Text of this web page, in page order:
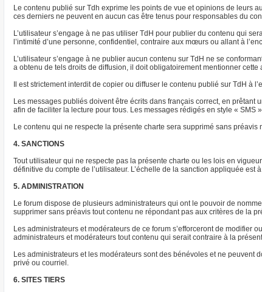
Le contenu publié sur Tdh exprime les points de vue et opinions de leurs
ces derniers ne peuvent en aucun cas être tenus pour responsables du
L’utilisateur s’engage à ne pas utiliser TdH pour publier du contenu qui
l’intimité d’une personne, confidentiel, contraire aux mœurs ou allant à
L’utilisateur s’engage à ne publier aucun contenu sur TdH ne se
a obtenu de tels droits de diffusion, il doit obligatoirement mentionner
Il est strictement interdit de copier ou diffuser le contenu publié sur TdH à
Les messages publiés doivent être écrits dans français correct, en
afin de faciliter la lecture pour tous. Les messages rédigés en style « SMS
Le contenu qui ne respecte la présente charte sera supprimé sans
4. SANCTIONS
Tout utilisateur qui ne respecte pas la présente charte ou les lois en
définitive du compte de l’utilisateur. L’échelle de la sanction appliquée
5. ADMINISTRATION
Le forum dispose de plusieurs administrateurs qui ont le pouvoir de
supprimer sans préavis tout contenu ne répondant pas aux critères de la
Les administrateurs et modérateurs de ce forum s’efforceront de modifier
administrateurs et modérateurs tout contenu qui serait contraire à la
Les administrateurs et les modérateurs sont des bénévoles et ne peuvent
privé ou courriel.
6. SITES TIERS